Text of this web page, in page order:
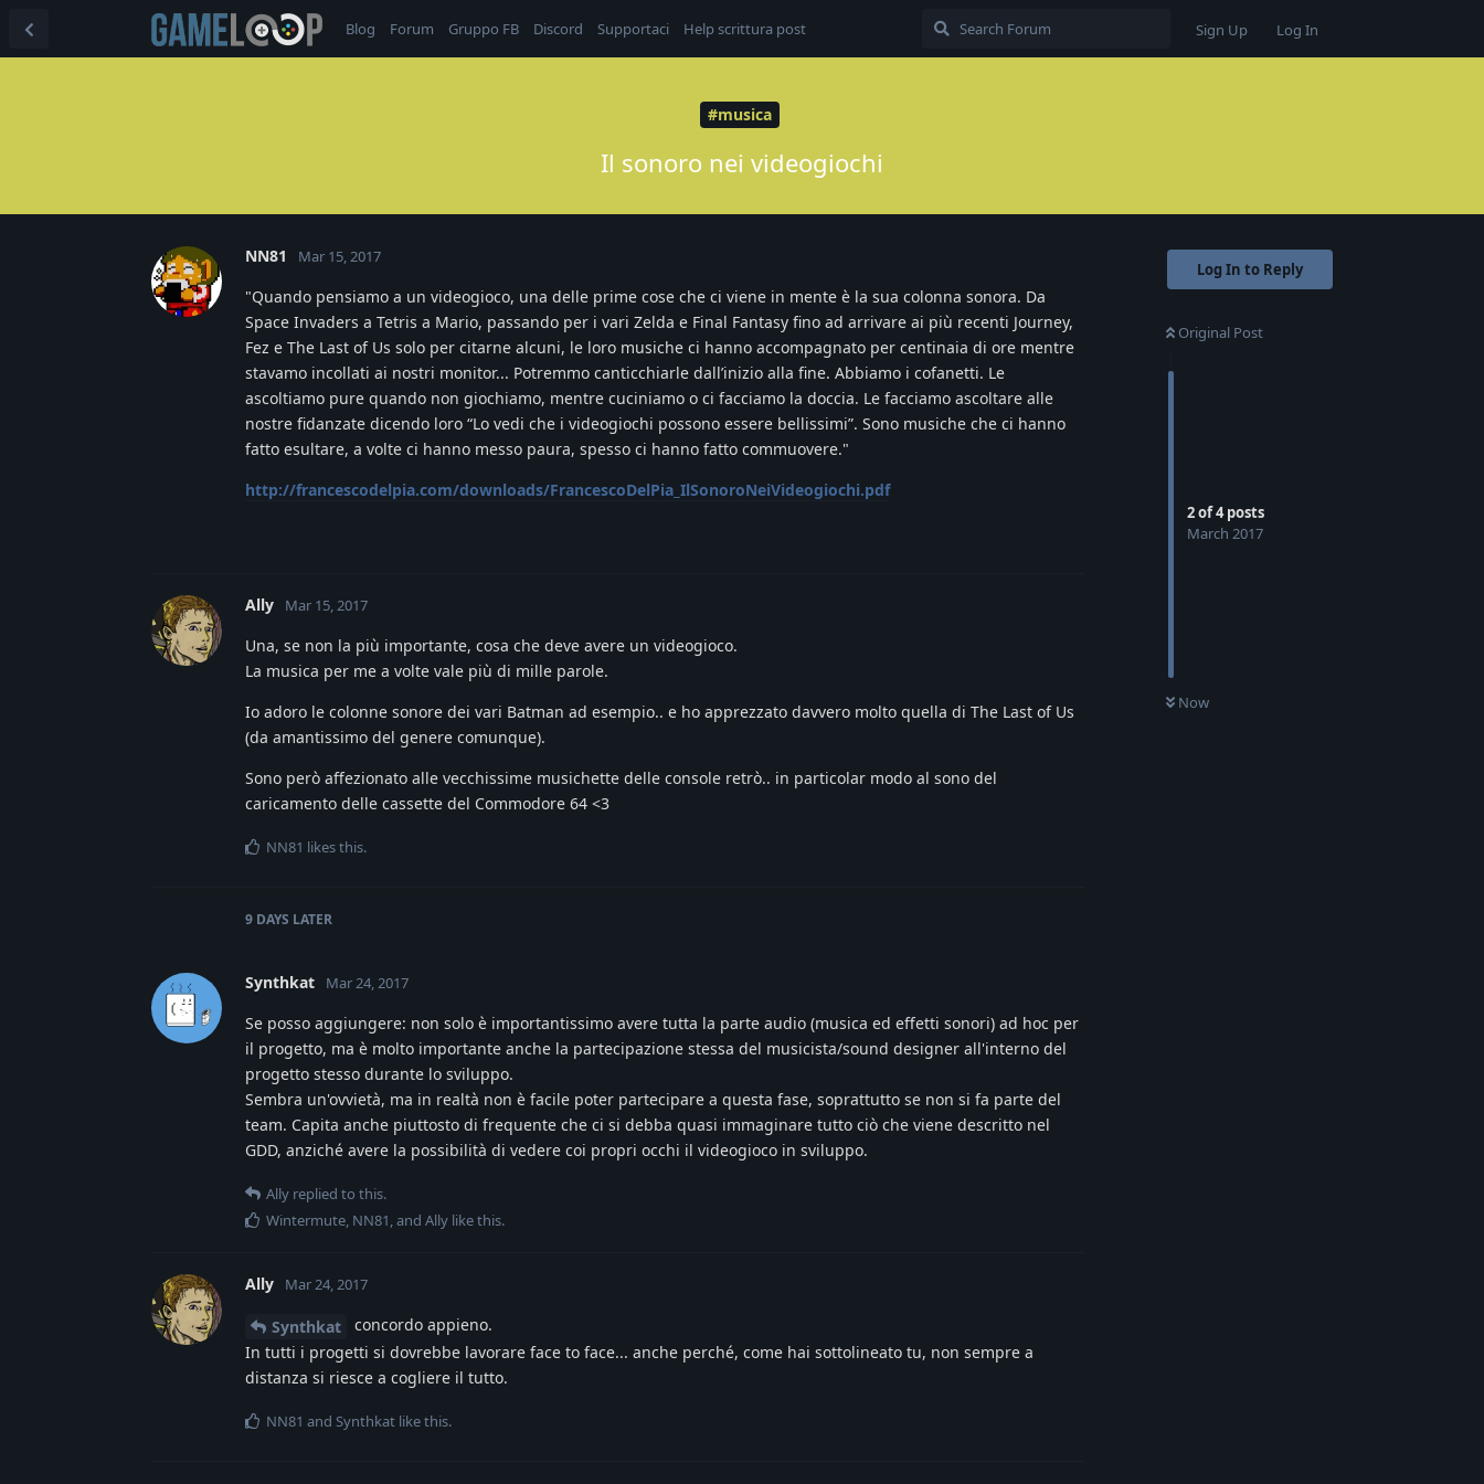
Blog Forum Gruppo FB Discord Supportaci Help scrittura post Sign Up Log In
#musica
Il sonoro nei videogiochi
Log In to Reply
Original Post
2of4posts
March 2017
Now
NN81 Mar 15, 2017
"Quando pensiamo a un videogioco, una delle prime cose che ci viene in mente è la sua colonna sonora. Da
Space Invaders a Tetris a Mario, passando per i vari Zelda e Final Fantasy fino ad arrivare ai più recenti Journey,
Fez e The Last of Us solo per citarne alcuni, le loro musiche ci hanno accompagnato per centinaia di ore mentre
stavamo incollati ai nostri monitor... Potremmo canticchiarle dall’inizio alla fine. Abbiamo i cofanetti. Le
ascoltiamo pure quando non giochiamo, mentre cuciniamo o ci facciamo la doccia. Le facciamo ascoltare alle
nostre fidanzate dicendo loro “Lo vedi che i videogiochi possono essere bellissimi”. Sono musiche che ci hanno
fatto esultare, a volte ci hanno messo paura, spesso ci hanno fatto commuovere."
http://francescodelpia.com/downloads/FrancescoDelPia_IlSonoroNeiVideogiochi.pdf
Ally Mar 15, 2017
Una, se non la più importante, cosa che deve avere un videogioco.
La musica per me a volte vale più di mille parole.
Io adoro le colonne sonore dei vari Batman ad esempio.. e ho apprezzato davvero molto quella di The Last of Us
(da amantissimo del genere comunque).
Sono però affezionato alle vecchissime musichette delle console retrò.. in particolar modo al sono del
caricamento delle cassette del Commodore 64 <3
NN81 likes this.
9 DAYS LATER
Synthkat Mar 24, 2017
Se posso aggiungere: non solo è importantissimo avere tutta la parte audio (musica ed effetti sonori) ad hoc per
il progetto, ma è molto importante anche la partecipazione stessa del musicista/sound designer all'interno del
progetto stesso durante lo sviluppo.
Sembra un'ovvietà, ma in realtà non è facile poter partecipare a questa fase, soprattutto se non si fa parte del
team. Capita anche piuttosto di frequente che ci si debba quasi immaginare tutto ciò che viene descritto nel
GDD, anziché avere la possibilità di vedere coi propri occhi il videogioco in sviluppo.
Ally replied to this.
Wintermute, NN81, and Ally like this.
Ally Mar 24, 2017
Synthkat
concordo appieno.
In tutti i progetti si dovrebbe lavorare face to face... anche perché, come hai sottolineato tu, non sempre a
distanza si riesce a cogliere il tutto.
NN81 and Synthkat like this.